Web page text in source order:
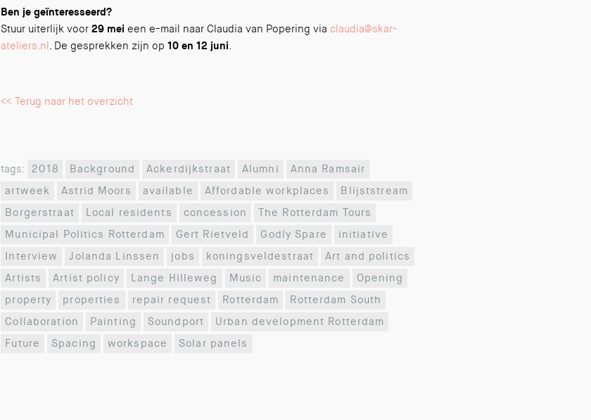
Ben je geïnteresseerd?
Stuur uiterlijk voor29 mei een e-mail naar Claudia van Popering via claudia@skar-
ateliers.nl. De gesprekken zijn op10 en 12 juni.
<< Terug naar het overzicht
tags: 2018 Background Ackerdijkstraat Alumni
Anna Ramsair
artweek
Astrid Moors available Affordable workplaces
Blijststream
Borgerstraat
Local residents concession
The Rotterdam Tours
Municipal Politics Rotterdam
Gert Rietveld Godly Spare
initiative
Interview
Jolanda Linssen jobs koningsveldestraat
Art and politics
Artists
Artist policy Lange Hilleweg Music maintenance
Opening
property
properties repair request Rotterdam
Rotterdam South
Collaboration
Painting Soundport
Urban development Rotterdam
Future
Spacing workspace Solar panels